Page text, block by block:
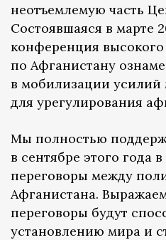
неотъемлемую часть
Состоявшаяся в марте
конференция высокого
по Афганистану
в мобилизации усилий
для урегулирования
Мы полностью
в сентябре этого года
переговоры между
Афганистана.
переговоры будут
установлению мира и